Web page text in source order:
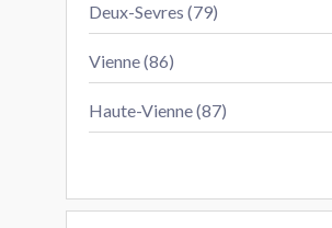
Deux-Sevres (79)
Vienne (86)
Haute-Vienne (87)